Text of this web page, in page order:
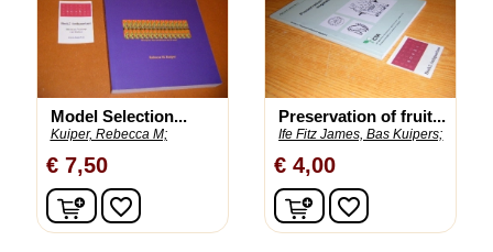
Model Selection...
Kuiper, Rebecca M;
€ 7,50
In winkelwagen
favorite_border
Preservation of fruit...
Ife Fitz James, Bas Kuipers;
€ 4,00
In winkelwagen
favorite_border